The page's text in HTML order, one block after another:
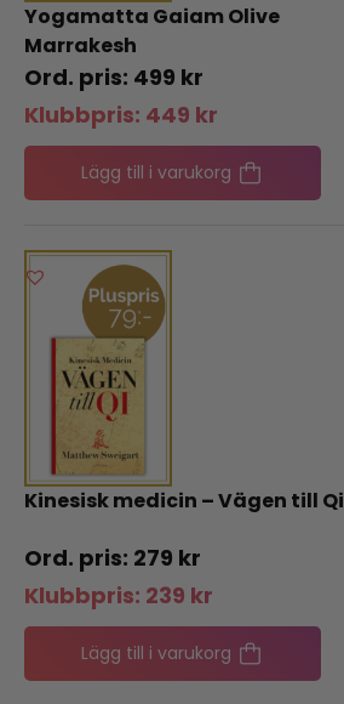
Yogamatta Gaiam Olive
Marrakesh
499 kr
Klubbpris: 449 kr
Lägg till i varukorg
Kinesisk medicin – Vägen till Qi
279 kr
Klubbpris: 239 kr
Lägg till i varukorg